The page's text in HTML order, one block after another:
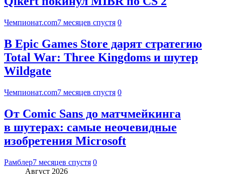
Чемпионат.com7 месяцев спустя 0
В Epic Games Store дарят стратегию
Total War: Three Kingdoms и шутер
Wildgate
Чемпионат.com7 месяцев спустя 0
От Comic Sans до матчмейкинга
в шутерах: самые неочевидные
изобретения Microsoft
Рамблер7 месяцев спустя 0
Август 2026